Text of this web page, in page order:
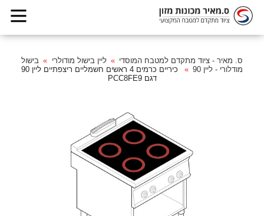
ס. מאיר - ציוד מתקדם למטבח המוסדי ליין בישול מודולרי
בישול
מודלורי - ליין 90
כיריים כרמים 4 ראשים חשמליים ריצפתיים ליין 90
דגם PCC8FE9